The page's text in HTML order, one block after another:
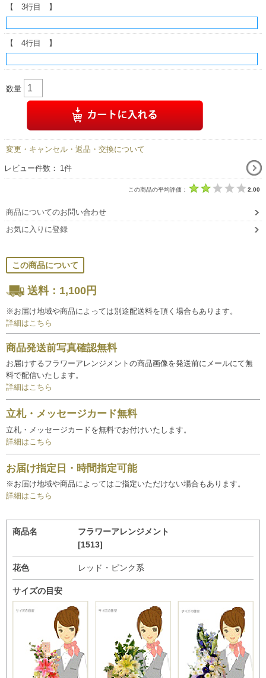
【 3行目 】
【 4行目 】
数量
変更・キャンセル・返品・交換について
レビュー件数： 1件
この商品の平均評価： 2.00
商品についてのお問い合わせ
お気に入りに登録
この商品について
送料：1,100円
※お届け地域や商品によっては別途配送料を頂く場合もあります。
詳細はこちら
商品発送前写真確認無料
お届けするフラワーアレンジメントの商品画像を発送前にメールにて無
料で配信いたします。
詳細はこちら
立札・メッセージカード無料
立札・メッセージカードを無料でお付けいたします。
詳細はこちら
お届け指定日・時間指定可能
※お届け地域や商品によってはご指定いただけない場合もあります。
詳細はこちら
商品名
フラワーアレンジメント
[1513]
花色 レッド・ピンク系
サイズの目安